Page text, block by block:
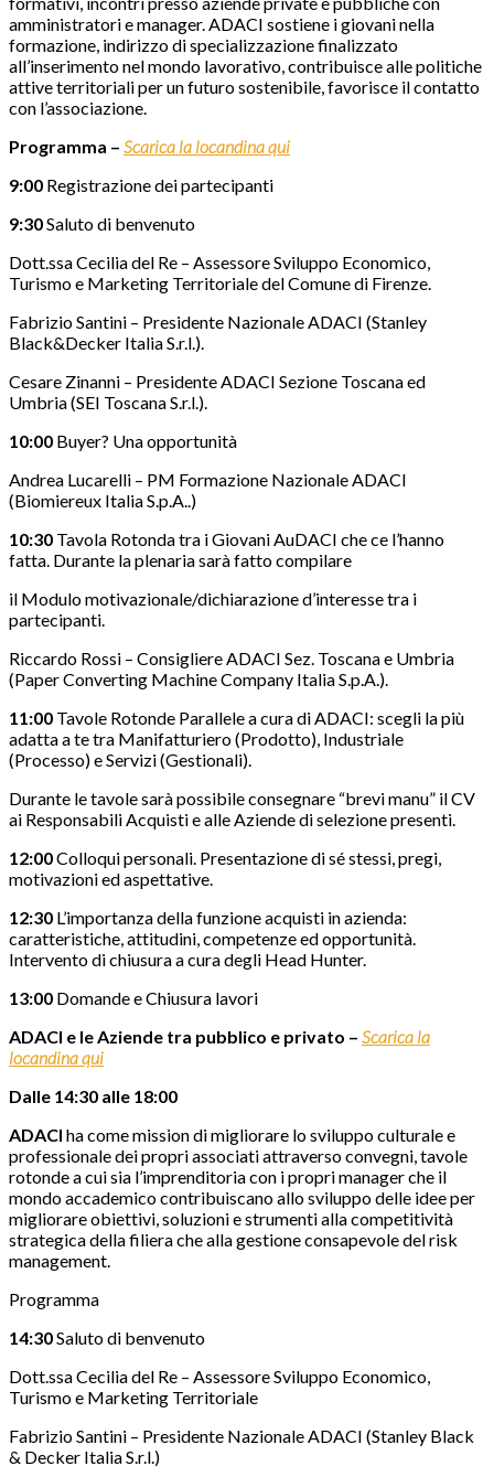
amministratori e manager. ADACI sostiene i giovani nella
formazione, indirizzo di specializzazione finalizzato
all’inserimento nel mondo lavorativo, contribuisce alle politiche
attive territoriali per un futuro sostenibile, favorisce il contatto
con l’associazione.
Programma – Scarica la locandina qui
9:00 Registrazione dei partecipanti
9:30Saluto di benvenuto
Dott.ssa Cecilia del Re – Assessore Sviluppo Economico,
Turismo e Marketing Territoriale del Comune di Firenze.
Fabrizio Santini – Presidente Nazionale ADACI (Stanley
Black&Decker Italia S.r.l.).
Cesare Zinanni – Presidente ADACI Sezione Toscana ed
Umbria (SEI Toscana S.r.l.).
10:00 Buyer? Una opportunità
Andrea Lucarelli – PM Formazione Nazionale ADACI
(Biomiereux Italia S.p.A..)
10:30 Tavola Rotonda tra i Giovani AuDACI che ce l’hanno
fatta. Durante la plenaria sarà fatto compilare
il Modulo motivazionale/dichiarazione d’interesse tra i
partecipanti.
Riccardo Rossi – Consigliere ADACI Sez. Toscana e Umbria
(Paper Converting Machine Company Italia S.p.A.).
11:00 Tavole Rotonde Parallele a cura di ADACI: scegli la più
adatta a te tra Manifatturiero (Prodotto), Industriale
(Processo) e Servizi (Gestionali).
Durante le tavole sarà possibile consegnare “brevi manu” il CV
ai Responsabili Acquisti e alle Aziende di selezione presenti.
12:00Colloqui personali. Presentazione di sé stessi, pregi,
motivazioni ed aspettative.
12:30 L’importanza della funzione acquisti in azienda:
caratteristiche, attitudini, competenze ed opportunità.
Intervento di chiusura a cura degli Head Hunter.
13:00 Domande e Chiusura lavori
ADACI e le Aziende tra pubblico e privato – Scarica la
locandina qui
Dalle 14:30 alle 18:00
ADACI ha come mission di migliorare lo sviluppo culturale e
professionale dei propri associati attraverso convegni, tavole
rotonde a cui sia l’imprenditoria con i propri manager che il
mondo accademico contribuiscano allo sviluppo delle idee per
migliorare obiettivi, soluzioni e strumenti alla competitività
strategica della filiera che alla gestione consapevole del risk
management.
Programma
14:30Saluto di benvenuto
Dott.ssa Cecilia del Re – Assessore Sviluppo Economico,
Turismo e Marketing Territoriale
Fabrizio Santini – Presidente Nazionale ADACI (Stanley Black
& Decker Italia S.r.l.)